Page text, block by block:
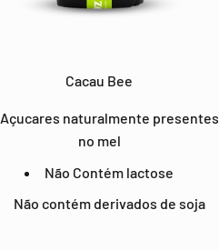
Cacau Bee
Açucares naturalmente presentes
no mel
Não Contém lactose
Não contém derivados de soja